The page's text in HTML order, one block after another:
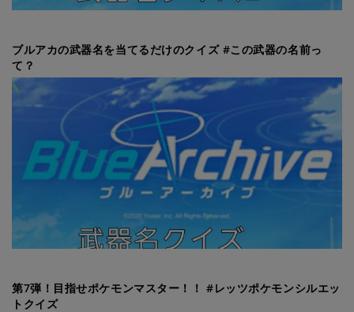
ブルアカの武器名を当てるだけのクイズ #この武器の名前っ
て？
第7弾！目指せポケモンマスター！！ #レッツポケモンシルエッ
トクイズ